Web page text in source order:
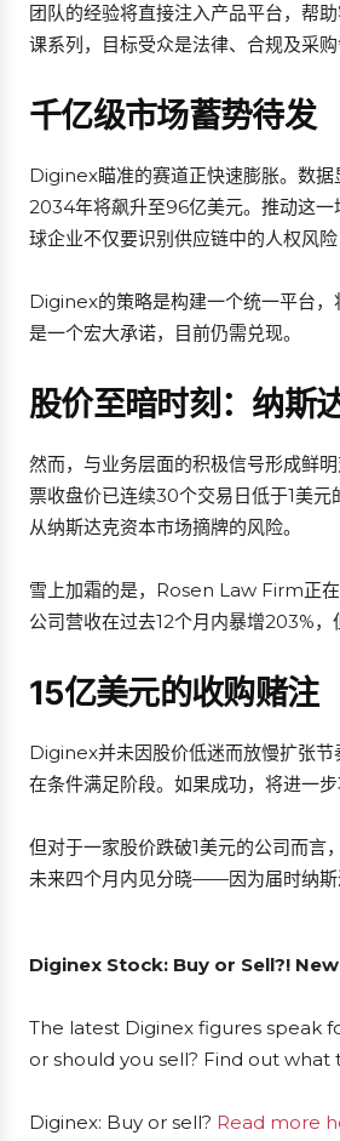
团队的经验将直接注入产品平台，帮
课系列，目标受众是法律、合规及采
千亿级市场蓄势待发
Diginex瞄准的赛道正快速膨胀。数
2034年将飙升至96亿美元。推动这
球企业不仅要识别供应链中的人权风
Diginex的策略是构建一个统一平台，
是一个宏大承诺，目前仍需兑现。
股价至暗时刻：纳斯
然而，与业务层面的积极信号形成鲜
票收盘价已连续30个交易日低于1美
从纳斯达克资本市场摘牌的风险。
雪上加霜的是，Rosen Law Firm正
公司营收在过去12个月内暴增203%，
15亿美元的收购赌注
Diginex并未因股价低迷而放慢扩张
在条件满足阶段。如果成功，将进一
但对于一家股价跌破1美元的公司而言
未来四个月内见分晓——因为届时纳斯
Diginex Stock: Buy or Sell?!
The latest Diginex figures speak
or should you sell? Find out
Diginex: Buy or sell? Read more